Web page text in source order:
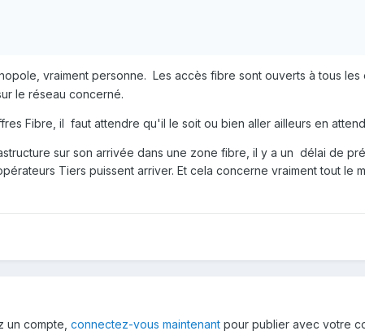
vraiment personne. Les accès fibre sont ouverts à tous
le réseau concerné.
Fibre, il faut attendre qu'il le soit ou bien aller ailleurs en
sur son arrivée dans une zone fibre, il y a un délai de
Tiers puissent arriver. Et cela concerne vraiment tout
un compte, connectez-vous maintenant pour publier avec votre